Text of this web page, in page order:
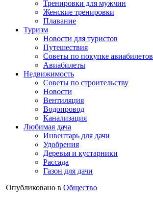
Тренировки для мужчин
Женские тренировки
Плавание
Туризм
Новости для туристов
Путешествия
Советы по покупке авиабилетов
Авиабилеты
Недвижимость
Советы по строительству
Новости
Вентиляция
Водопровод
Канализация
Любимая дача
Инвентарь для дачи
Удобрения
Деревья и кустарники
Рассада
Газон для дачи
Опубликовано в Общество